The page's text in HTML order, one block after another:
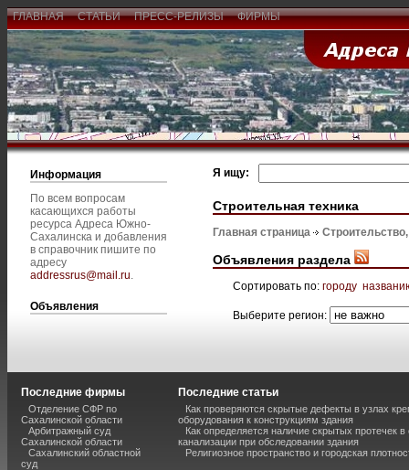
ГЛАВНАЯ СТАТЬИ ПРЕСС-РЕЛИЗЫ ФИРМЫ
Информация
По всем вопросам
касающихся работы
ресурса Адреса Южно-
Сахалинска и добавления
в справочник пишите по
адресу
addressrus@mail.ru.
Объявления
Я ищу:
Строительная техника
Главная страница
Объявления раздела
Сортировать по: городу
Выберите регион:
Последние фирмы
Отделение СФР по
Сахалинской области
Арбитражный суд
Сахалинской области
Сахалинский областной
суд
Последние статьи
Как проверяются скрытые дефекты в узлах
оборудования к конструкциям здания
Как определяется наличие скрытых протечек
канализации при обследовании здания
Религиозное пространство и городская